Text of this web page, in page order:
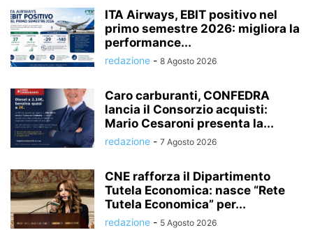
ITA Airways, EBIT positivo nel
primo semestre 2026: migliora la
performance...
redazione - 8 Agosto 2026
Caro carburanti, CONFEDRA
lancia il Consorzio acquisti:
Mario Cesaroni presenta la...
redazione - 7 Agosto 2026
CNE rafforza il Dipartimento
Tutela Economica: nasce “Rete
Tutela Economica” per...
redazione - 5 Agosto 2026